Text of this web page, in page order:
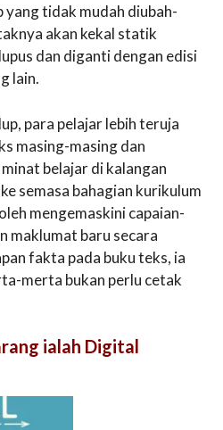
tidak mudah diubah-
akan kekal statik
dan diganti dengan edisi
lain.
para pelajar lebih teruja
masing-masing dan
belajar di kalangan
semasa bahagian kurikulum
mengemaskini capaian-
maklumat baru secara
fakta pada buku teks, ia
merta bukan perlu cetak
ialah Digital